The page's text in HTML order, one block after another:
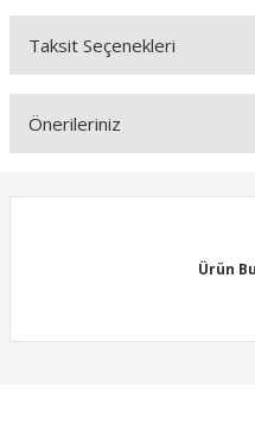
Ürün hakkında
Taksit Seçenekleri
Önerileriniz
Görüş ve önerileriniz içinÜrün